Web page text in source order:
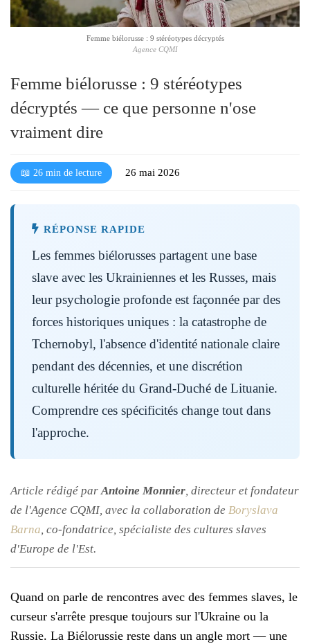
l
é
Femme biélorusse : 9 stéréotypes décryptés
Agence CQMI
Femme biélorusse : 9 stéréotypes
décryptés — ce que personne n'ose
vraiment dire
📖 26 min de lecture 26 mai 2026
RÉPONSE RAPIDE
Les femmes biélorusses partagent une base
slave avec les Ukrainiennes et les Russes, mais
leur psychologie profonde est façonnée par des
forces historiques uniques : la catastrophe de
Tchernobyl, l'absence d'identité nationale claire
pendant des décennies, et une discrétion
culturelle héritée du Grand-Duché de Lituanie.
Comprendre ces spécificités change tout dans
l'approche.
Article rédigé parAntoine Monnier, directeur et fondateur
de l'Agence CQMI, avec la collaboration de Boryslava
Barna, co-fondatrice, spécialiste des cultures slaves
d'Europe de l'Est.
Quand on parle de rencontres avec des femmes slaves, le
curseur s'arrête presque toujours sur l'Ukraine ou la
Russie. La Biélorussie reste dans un angle mort — une